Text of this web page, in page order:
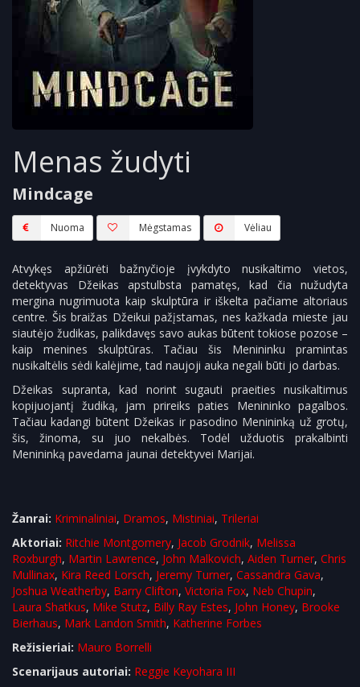
Menas žudyti
Mindcage
Nuoma Mėgstamas Vėliau
Atvykęs apžiūrėti bažnyčioje įvykdyto nusikaltimo vietos,
detektyvas Džeikas apstulbsta pamatęs, kad čia nužudyta
mergina nugrimuota kaip skulptūra ir iškelta pačiame altoriaus
centre. Šis braižas Džeikui pažįstamas, nes kažkada mieste jau
siautėjo žudikas, palikdavęs savo aukas būtent tokiose pozose –
kaip menines skulptūras. Tačiau šis Menininku pramintas
nusikaltėlis sėdi kalėjime, tad naujoji auka negali būti jo darbas.
Džeikas supranta, kad norint sugauti praeities nusikaltimus
kopijuojantį žudiką, jam prireiks paties Menininko pagalbos.
Tačiau kadangi būtent Džeikas ir pasodino Menininką už grotų,
šis, žinoma, su juo nekalbės. Todėl užduotis prakalbinti
Menininką pavedama jaunai detektyvei Marijai.
Žanrai: Kriminaliniai, Dramos, Mistiniai, Trileriai
Aktoriai: Ritchie Montgomery, Jacob Grodnik, Melissa
Roxburgh, Martin Lawrence, John Malkovich, Aiden Turner, Chris
Mullinax, Kira Reed Lorsch, Jeremy Turner, Cassandra Gava,
Joshua Weatherby, Barry Clifton, Victoria Fox, Neb Chupin,
Laura Shatkus, Mike Stutz, Billy Ray Estes, John Honey, Brooke
Bierhaus, Mark Landon Smith, Katherine Forbes
Režisieriai: Mauro Borrelli
Scenarijaus autoriai: Reggie Keyohara III